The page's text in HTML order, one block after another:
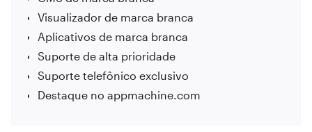
Visualizador de marca branca
Aplicativos de marca branca
Suporte de alta prioridade
Suporte telefônico exclusivo
Destaque no appmachine.com